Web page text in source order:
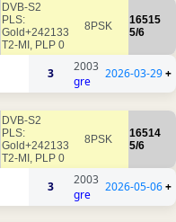
DVB-S2
PLS:
Gold+242133
T2-MI, PLP 0
8PSK
16515
5/6
3
2003
gre
2026-03-29+
DVB-S2
PLS:
Gold+242133
T2-MI, PLP 0
8PSK
16514
5/6
3
2003
gre
2026-05-06+